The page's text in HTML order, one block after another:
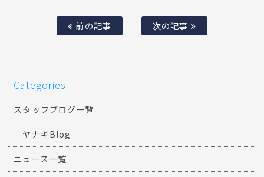
前の記事 次の記事
Categories
スタッフブログ一覧
ヤナギBlog
ニュース一覧